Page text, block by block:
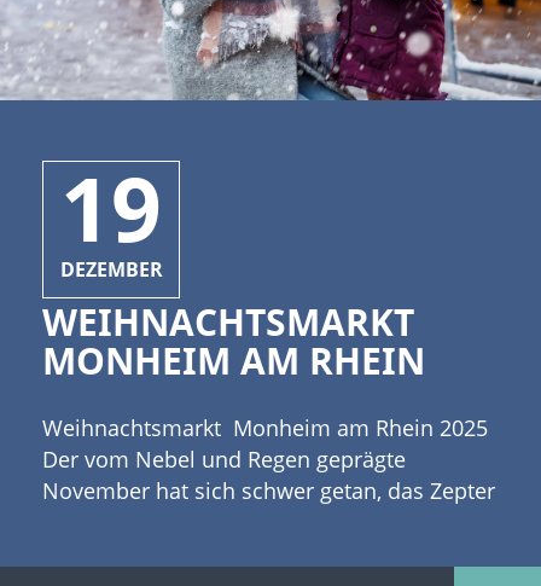
19
DEZEMBER
WEIHNACHTSMARKT
MONHEIM AM RHEIN
Weihnachtsmarkt Monheim am Rhein 2025
Der vom Nebel und Regen geprägte
November hat sich schwer getan, das Zepter